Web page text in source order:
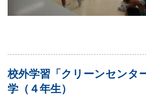
校外学習「クリーンセンタ
学（４年生）